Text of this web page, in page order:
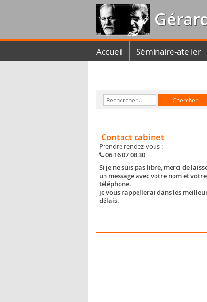
Accueil Séminaire-atelier
Contact cabinet
Prendre rendez-vous :
06 16 07 08 30
Si je ne suis pas libre, merci de
un message avec votre nom et votre
téléphone.
je vous rappellerai dans les
délais.